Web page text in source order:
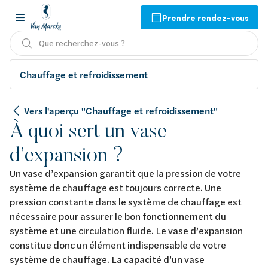
Prendre rendez-vous
Que recherchez-vous ?
Chauffage et refroidissement
Vers l'aperçu "Chauffage et refroidissement"
À quoi sert un vase
d’expansion ?
Un vase d’expansion garantit que la pression de votre
système de chauffage est toujours correcte. Une
pression constante dans le système de chauffage est
nécessaire pour assurer le bon fonctionnement du
système et une circulation fluide. Le vase d’expansion
constitue donc un élément indispensable de votre
système de chauffage. La capacité d’un vase